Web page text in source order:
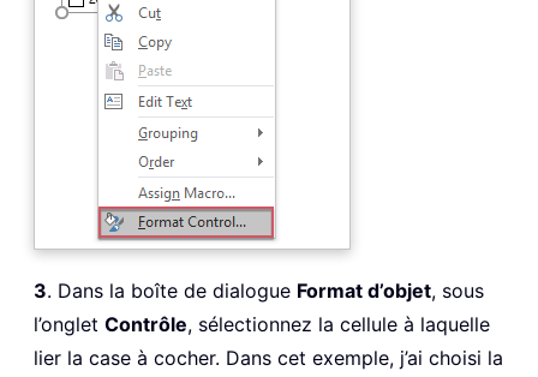
3. Dans la boîte de dialogue Format d’objet, sous
l’onglet Contrôle, sélectionnez la cellule à laquelle
lier la case à cocher. Dans cet exemple, j’ai choisi la